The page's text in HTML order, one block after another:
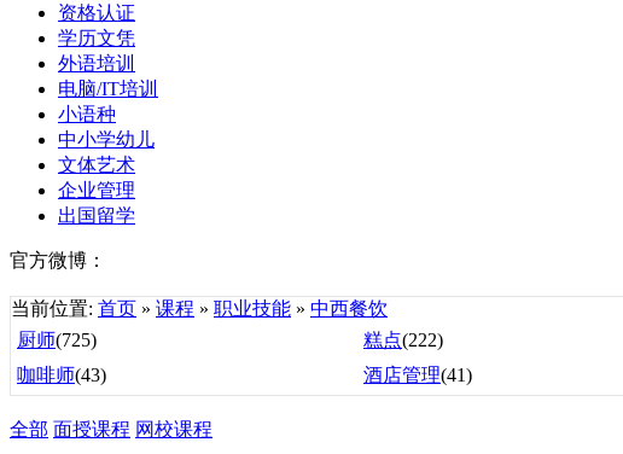
资格认证
学历文凭
外语培训
电脑/IT培训
小语种
中小学幼儿
文体艺术
企业管理
出国留学
官方微博：
当前位置: 首页 » 课程 » 职业技能 » 中西餐饮
厨师(725) 糕点(222)
咖啡师(43) 酒店管理(41)
全部 面授课程 网校课程